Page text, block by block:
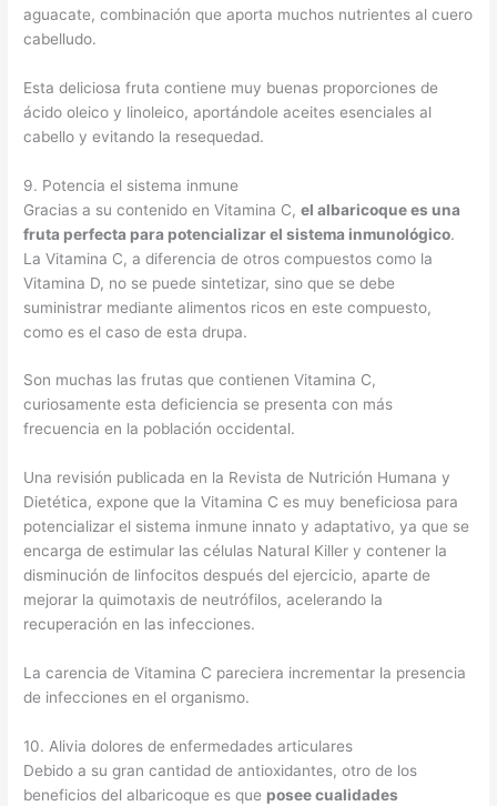
aguacate, combinación que aporta muchos nutrientes al cuero
cabelludo.
Esta deliciosa fruta contiene muy buenas proporciones de
ácido oleico y linoleico, aportándole aceites esenciales al
cabello y evitando la resequedad.
9. Potencia el sistema inmune
Gracias a su contenido en Vitamina C,el albaricoque es una
fruta perfecta para potencializar el sistema inmunológico.
La Vitamina C, a diferencia de otros compuestos como la
Vitamina D, no se puede sintetizar, sino que se debe
suministrar mediante alimentos ricos en este compuesto,
como es el caso de esta drupa.
Son muchas las frutas que contienen Vitamina C,
curiosamente esta deficiencia se presenta con más
frecuencia en la población occidental.
Una revisión publicada en la Revista de Nutrición Humana y
Dietética, expone que la Vitamina C es muy beneficiosa para
potencializar el sistema inmune innato y adaptativo, ya que se
encarga de estimular las células Natural Killer y contener la
disminución de linfocitos después del ejercicio, aparte de
mejorar la quimotaxis de neutrófilos, acelerando la
recuperación en las infecciones.
La carencia de Vitamina C pareciera incrementar la presencia
de infecciones en el organismo.
10. Alivia dolores de enfermedades articulares
Debido a su gran cantidad de antioxidantes, otro de los
beneficios del albaricoque es que posee cualidades